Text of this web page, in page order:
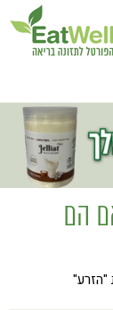
עסקים
האישה
בריאות
תזונתי
על
הם
"הזרע"